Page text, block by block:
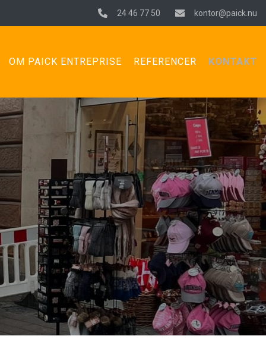
24 46 77 50 kontor@paick.nu
OM PAICK ENTREPRISE REFERENCER KONTAKT